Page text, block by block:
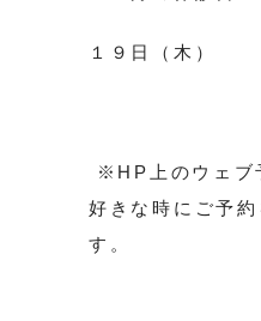
１９日（木）
※HP上のウェブ
好きな時にご予
す。